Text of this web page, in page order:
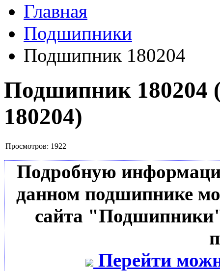
Главная
Подшипники
Подшипник 180204
Подшипник 180204
180204)
Просмотров: 1922
Подробную
данном подшипнике
сайта
Перейти